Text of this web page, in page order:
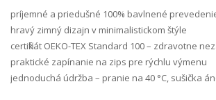
príjemné a priedušné 100% bavlnené
hravý zimný dizajn v minimalistickom štýle
certifikát OEKO-TEX Standard 100 – zdravotne
praktické zapínanie na zips pre rýchlu výmenu
jednoduchá údržba – pranie na 40 °C, sušička